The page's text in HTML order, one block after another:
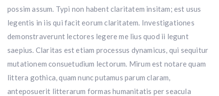
possim assum. Typi non habent claritatem insitam; est usus
legentis in iis qui facit eorum claritatem. Investigationes
demonstraverunt lectores legere me lius quod ii legunt
saepius. Claritas est etiam processus dynamicus, qui sequitur
mutationem consuetudium lectorum. Mirum est notare quam
littera gothica, quam nunc putamus parum claram,
anteposuerit litterarum formas humanitatis per seacula